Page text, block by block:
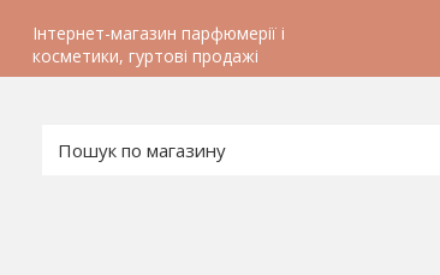
Інтернет-магазин парфюмерії і
косметики, гуртові продажі